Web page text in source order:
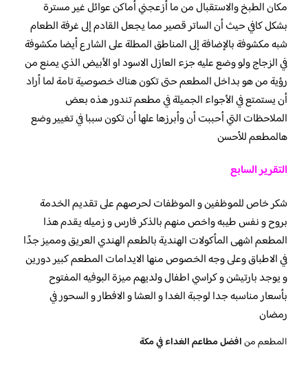
مكان الطبخ والاستقبال من ما أزعجني أماكن عوائل غير مسترة
بشكل كافي حيث أن الساتر قصير مما يجعل القادم إلى غرفة الطعام
شبه مكشوفة بالإضافة إلى المناطق المطلة على الشارع أيضا مكشوفة
في الزجاج ولو وضع عليه جزء العازل الاسود او الأبيض الذي يمنع من ‏
رؤية من هو بداخل المطعم حتى تكون هناك خصوصية تامة لما أراد
أن يستمتع في الأجواء الجميلة في مطعم تندور هذه بعض
الملاحظات التي أحببت أن وأبرزها علها أن تكون سببا في تغيير وضع
هالمطعم للأحسن
التقرير السابع
شكر خاص للموظفين و الموظفات لحرصهم على تقديم الخدمة
بروح و نفس طيبه واخص منهم بالذكر فارس و زميله يقدم هذا
المطعم اشهى المأكولات الهندية بالطعم الهندي العريق ومميز جدًا
في الاطباق وعلى وجه الخصوص منها الايدامات المطعم كبير دورين
و يوجد بارتيشن و كراسي اطفال ولديهم ميزة البوفيه المفتوح
بأسعار مناسبه جدا لوجبة الغدا و العشا و الافطار و السحور في
رمضان
المطعم منافضل مطاعم الغداء في مكة